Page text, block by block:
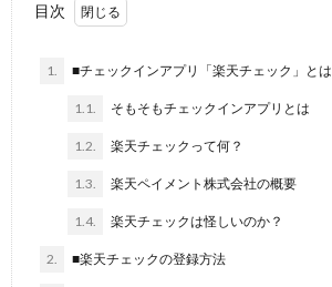
目次
1. ■チェックインアプリ「楽天チェック」とは
1.1. そもそもチェックインアプリとは
1.2. 楽天チェックって何？
1.3. 楽天ペイメント株式会社の概要
1.4. 楽天チェックは怪しいのか？
2. ■楽天チェックの登録方法